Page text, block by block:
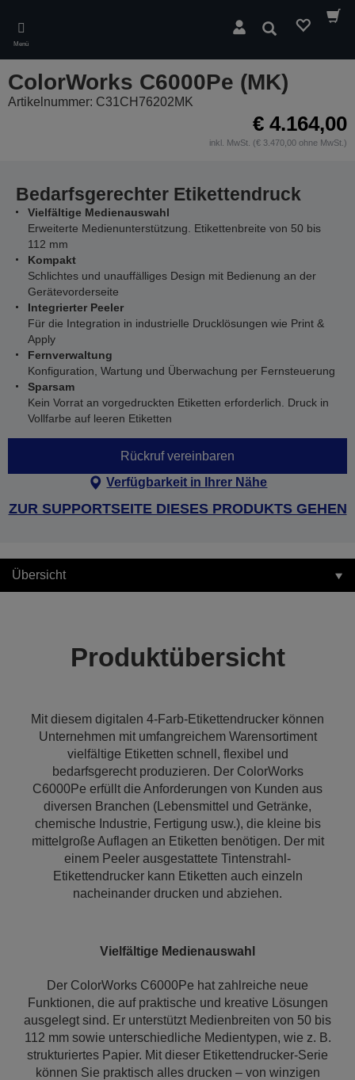
main
content
Menü
Suchen
ColorWorks C6000Pe (MK)
Artikelnummer: C31CH76202MK
€ 4.164,00
inkl. MwSt. (€ 3.470,00 ohne MwSt.)
Bedarfsgerechter Etikettendruck
Vielfältige Medienauswahl
Erweiterte Medienunterstützung. Etikettenbreite von 50 bis
112 mm
Kompakt
Schlichtes und unauffälliges Design mit Bedienung an der
Gerätevorderseite
Integrierter Peeler
Für die Integration in industrielle Drucklösungen wie Print &
Apply
Fernverwaltung
Konfiguration, Wartung und Überwachung per Fernsteuerung
Sparsam
Kein Vorrat an vorgedruckten Etiketten erforderlich. Druck in
Vollfarbe auf leeren Etiketten
Rückruf vereinbaren
Verfügbarkeit in Ihrer Nähe
ZUR SUPPORTSEITE DIESES PRODUKTS GEHEN
Übersicht
Produktübersicht
Mit diesem digitalen 4-Farb-Etikettendrucker können
Unternehmen mit umfangreichem Warensortiment
vielfältige Etiketten schnell, flexibel und
bedarfsgerecht produzieren. Der ColorWorks
C6000Pe erfüllt die Anforderungen von Kunden aus
diversen Branchen (Lebensmittel und Getränke,
chemische Industrie, Fertigung usw.), die kleine bis
mittelgroße Auflagen an Etiketten benötigen. Der mit
einem Peeler ausgestattete Tintenstrahl-
Etikettendrucker kann Etiketten auch einzeln
nacheinander drucken und abziehen.
Vielfältige Medienauswahl
Der ColorWorks C6000Pe hat zahlreiche neue
Funktionen, die auf praktische und kreative Lösungen
ausgelegt sind. Er unterstützt Medienbreiten von 50 bis
112 mm sowie unterschiedliche Medientypen, wie z. B.
strukturiertes Papier. Mit dieser Etikettendrucker-Serie
können Sie praktisch alles drucken – von winzigen